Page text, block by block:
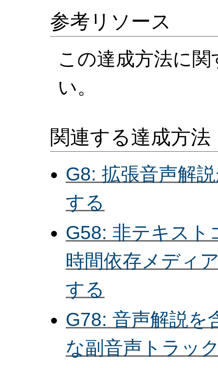
参考リソース
この達成方法に
い。
関連する達成方法
G8: 拡張音声解
する
G58: 非テキスト
時間依存メディ
する
G78: 音声解説を
な副音声トラッ